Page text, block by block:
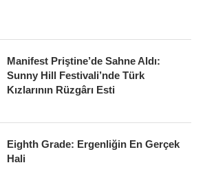
Manifest Priştine’de Sahne Aldı:
Sunny Hill Festivali’nde Türk
Kızlarının Rüzgârı Esti
Eighth Grade: Ergenliğin En Gerçek
Hali